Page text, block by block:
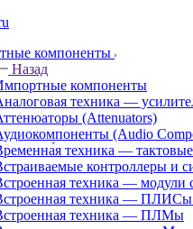
компоненты
Назад
компоненты
техника —
(Attenuators)
(Audio
техника —
контроллеры и
техника —
техника — ПЛИСы
техника — ПЛМы